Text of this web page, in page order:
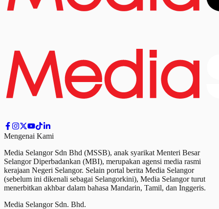
Mengenai Kami
Media Selangor Sdn Bhd (MSSB), anak syarikat Menteri Besar
Selangor Diperbadankan (MBI), merupakan agensi media rasmi
kerajaan Negeri Selangor. Selain portal berita Media Selangor
(sebelum ini dikenali sebagai Selangorkini), Media Selangor turut
menerbitkan akhbar dalam bahasa Mandarin, Tamil, dan Inggeris.
Media Selangor Sdn. Bhd.